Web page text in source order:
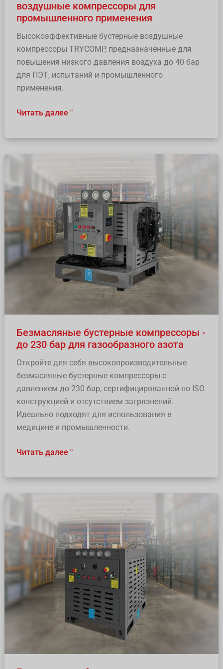
воздушные компрессоры для
промышленного применения
Высокоэффективные бустерные воздушные
компрессоры TRYCOMP, предназначенные для
повышения низкого давления воздуха до 40 бар
для ПЭТ, испытаний и промышленного
применения.
Читать далее "
Безмасляные бустерные компрессоры -
до 230 бар для газообразного азота
Откройте для себя высокопроизводительные
безмасляные бустерные компрессоры с
давлением до 230 бар, сертифицированной по ISO
конструкцией и отсутствием загрязнений.
Идеально подходят для использования в
медицине и промышленности.
Безмасляные
бустерные
компрессоры
до
230
бар
газообразного
азота
Читать далее "
Безмасляные
бустерные
воздушные
компрессоры